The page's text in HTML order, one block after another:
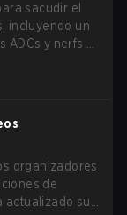
sacudir el
incluyendo un
y nerfs a
organizadores
de
actualizado sus